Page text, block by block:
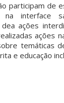
participam de
interface
ações
ações
temáticas
e educação